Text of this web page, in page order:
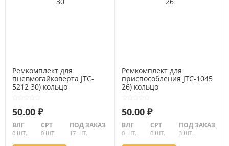
Ремкомплект для
пневмогайковерта JTC-
5212 30) кольцо
50.00 ₽
ВЛГ
0 ШТ.
СРТ
0 ШТ.
ПОД ЗАКАЗ
17 ШТ.
Ремкомплект для
приспособления JTC-1045
26) кольцо
50.00 ₽
ВЛГ
0 ШТ.
СРТ
0 ШТ.
ПОД ЗАКАЗ
3 ШТ.